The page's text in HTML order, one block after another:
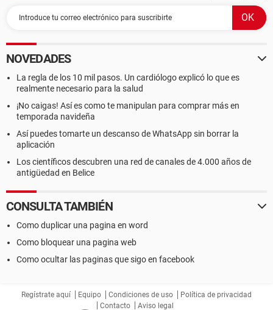
NOVEDADES
La regla de los 10 mil pasos. Un cardiólogo explicó lo que es
realmente necesario para la salud
¡No caigas! Así es como te manipulan para comprar más en
temporada navideña
Así puedes tomarte un descanso de WhatsApp sin borrar la
aplicación
Los científicos descubren una red de canales de 4.000 años de
antigüedad en Belice
CONSULTA TAMBIÉN
Como duplicar una pagina en word
Como bloquear una pagina web
Como ocultar las paginas que sigo en facebook
Regístrate aquí Equipo Condiciones de uso
Política de privacidad
Contacto
Aviso legal